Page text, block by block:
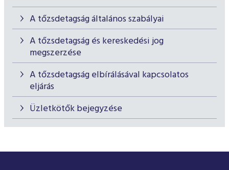
A tőzsdetagság általános szabályai
A tőzsdetagság és kereskedési jog
megszerzése
A tőzsdetagság elbírálásával kapcsolatos
eljárás
Üzletkötők bejegyzése